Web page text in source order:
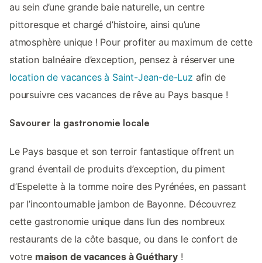
au sein d’une grande baie naturelle, un centre
pittoresque et chargé d’histoire, ainsi qu’une
atmosphère unique ! Pour profiter au maximum de cette
station balnéaire d’exception, pensez à réserver une
location de vacances à Saint-Jean-de-Luz afin de
poursuivre ces vacances de rêve au Pays basque !
Savourer la gastronomie locale
Le Pays basque et son terroir fantastique offrent un
grand éventail de produits d’exception, du piment
d’Espelette à la tomme noire des Pyrénées, en passant
par l’incontournable jambon de Bayonne. Découvrez
cette gastronomie unique dans l’un des nombreux
restaurants de la côte basque, ou dans le confort de
votre maison de vacances à Guéthary!